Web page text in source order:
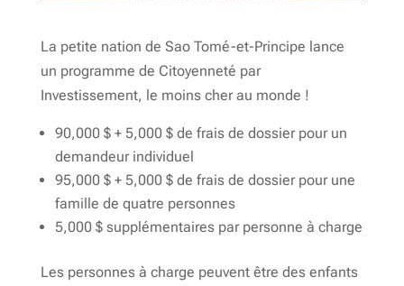
La petite nation de Sao Tomé-et-Principe lance
un programme de Citoyenneté par
Investissement, le moins cher au monde !
90,000 $ + 5,000 $ de frais de dossier pour un
demandeur individuel
95,000 $ + 5,000 $ de frais de dossier pour une
famille de quatre personnes
5,000 $ supplémentaires par personne à charge
Les personnes à charge peuvent être des enfants